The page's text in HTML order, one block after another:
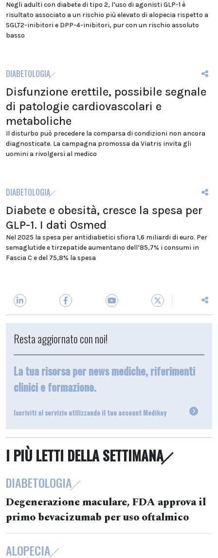
Negli adulti con diabete di tipo 2, l’uso di agonisti GLP-1 è
risultato associato a un rischio più elevato di alopecia rispetto a
SGLT2-inibitori e DPP-4-inibitori, pur con un rischio assoluto
basso
DIABETOLOGIA
Disfunzione erettile, possibile segnale
di patologie cardiovascolari e
metaboliche
Il disturbo può precedere la comparsa di condizioni non ancora
diagnosticate. La campagna promossa da Viatris invita gli
uomini a rivolgersi al medico
DIABETOLOGIA
Diabete e obesità, cresce la spesa per
GLP-1. I dati Osmed
Nel 2025 la spesa per antidiabetici sfiora 1,6 miliardi di euro. Per
semaglutide e tirzepatide aumentano dell’85,7% i consumi in
Fascia C e del 75,8% la spesa
Resta aggiornato con noi!
La tua risorsa per news mediche, riferimenti
clinici e formazione.
Iscriviti al servizio utilizzando il tuo account Medikey
I PIÙ LETTI DELLA SETTIMANA
DIABETOLOGIA
Degenerazione maculare, FDA approva il
primo bevacizumab per uso oftalmico
ALOPECIA